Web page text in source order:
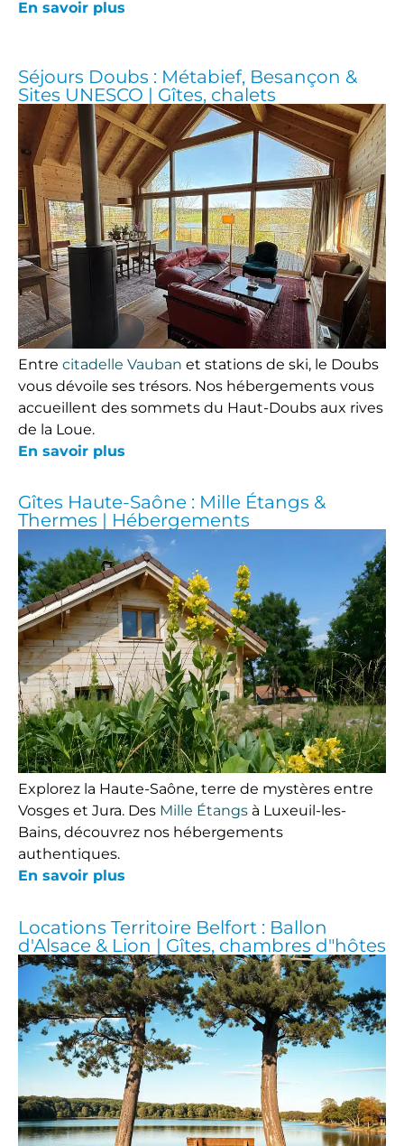
En savoir plus
Séjours Doubs : Métabief, Besançon &
Sites UNESCO | Gîtes, chalets
Entre citadelle Vauban et stations de ski, le Doubs
vous dévoile ses trésors. Nos hébergements vous
accueillent des sommets du Haut-Doubs aux rives
de la Loue.
En savoir plus
Gîtes Haute-Saône : Mille Étangs &
Thermes | Hébergements
Explorez la Haute-Saône, terre de mystères entre
Vosges et Jura. Des Mille Étangs à Luxeuil-les-
Bains, découvrez nos hébergements
authentiques.
En savoir plus
Locations Territoire Belfort : Ballon
d'Alsace & Lion | Gîtes, chambres d"hôtes